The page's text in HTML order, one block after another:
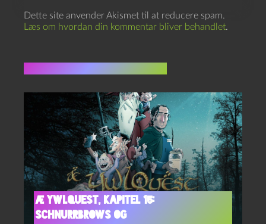
Dette site anvender Akismet til at reducere spam.
Læs om hvordan din kommentar bliver behandlet.
Æ YwlQuest, kapitel 15:
Schnurrbrows og